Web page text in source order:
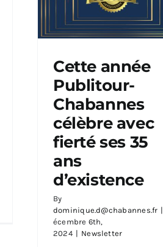
Cette année Publitour-
Chabannes célèbre avec
fierté ses 35 ans
d’existence
Cette année
Publitour-
Chabannes
célèbre avec
fierté ses 35
ans
d’existence
By
dominique.d@chabannes.fr |
écembre 6th,
2024 | Newsletter